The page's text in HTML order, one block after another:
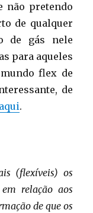
não pretendo
de qualquer
de gás nele
para aqueles
flex de
de
.
(flexíveis) os
relação aos
de que os